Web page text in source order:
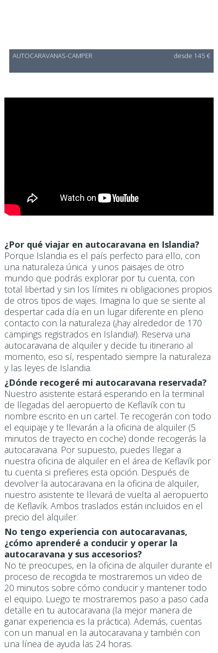
AUTOCARAVANAS-CAMPER desde 145 €
¿Por qué viajar en autocaravana en Islandia?
Porque Islandia es el país perfecto para ello, con
una naturaleza única y unos paisajes de otro
mundo que podrás explorar por tu cuenta, con
total libertad y sin los límites ni obligaciones propios
de otros tipos de viajes. Imagina lo que se siente al
despertar cada día en un lugar diferente en pleno
contacto con la naturaleza (¡hay alrededor de 170
campings registrados en Islandia!). Reserva una
autocaravana de alquiler y decide tu itinerario al
momento, eso sí, respentado siempre la naturaleza
y las leyes de Islandia.
¿Dónde recogeré mi autocaravana reservada?
Nuestro asistente estará esperando en la terminal
de llegadas del aeropuerto de Keflavík con tu
nombre escrito en un cartel. Te recogerán con todo
el equipaje y te llevarán a la oficina de alquiler (5
minutos de trayecto en coche) donde recogerás la
autocaravana. Por supuesto, puedes llegar a
nuestra oficina de alquiler en el área de Keflavík por
tu cuenta si prefieres esta opción. Después de
devolver la autocaravana en la oficina de alquiler,
nuestro asistente te llevará de vuelta al aeropuerto
de Keflavík. Ambos traslados están incluidos en el
precio del alquiler.
No tengo experiencia con autocaravanas,
¿cómo aprenderé a conducir y operar la
autocaravana y sus accesorios?
No te preocupes, en la oficina de alquiler durante el
proceso de recogida te mostraremos un video de
20 minutos sobre cómo conducir y mantener todo
el equipo. Luego te mostraremos paso a paso cada
detalle en tu autocaravana (la mejor manera de
ganar experiencia es la práctica). Además, cuentas
con un manual en la autocaravana y también con
una línea de ayuda las 24 horas.